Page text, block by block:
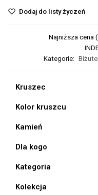
Dodaj do listy życzeń
Najniższa cena (
Kategorie:
Kruszec
Kolor kruszcu
Kamień
Dla kogo
Kategoria
Kolekcja